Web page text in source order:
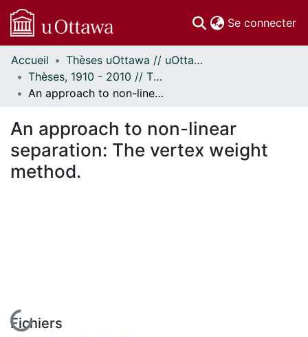
Se connecter
Communautés
et collections
Parcourir
À propos
Accueil
Thèses uOttawa // uOttawa Theses
Thèses, 1910 - 2010 // Theses, 1910 - 2010
An approach to non-linear separation: The vertex weight method.
An approach to non-linear
separation: The vertex weight
method.
En cours de chargement...
Fichiers